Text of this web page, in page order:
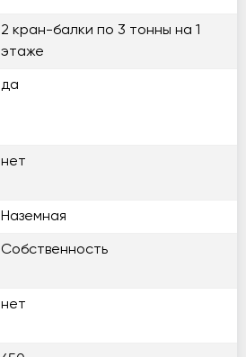
2 кран-балки по 3 тонны на 1
этаже
да
нет
Наземная
Собственность
нет